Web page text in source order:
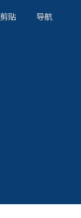
剪贴 导航